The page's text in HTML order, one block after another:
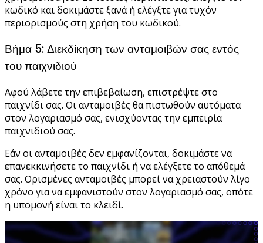
κωδικό και δοκιμάστε ξανά ή ελέγξτε για τυχόν
περιορισμούς στη χρήση του κωδικού.
Βήμα 5: Διεκδίκηση των ανταμοιβών σας εντός
του παιχνιδιού
Αφού λάβετε την επιβεβαίωση, επιστρέψτε στο
παιχνίδι σας. Οι ανταμοιβές θα πιστωθούν αυτόματα
στον λογαριασμό σας, ενισχύοντας την εμπειρία
παιχνιδιού σας.
Εάν οι ανταμοιβές δεν εμφανίζονται, δοκιμάστε να
επανεκκινήσετε το παιχνίδι ή να ελέγξετε το απόθεμά
σας. Ορισμένες ανταμοιβές μπορεί να χρειαστούν λίγο
χρόνο για να εμφανιστούν στον λογαριασμό σας, οπότε
η υπομονή είναι το κλειδί.